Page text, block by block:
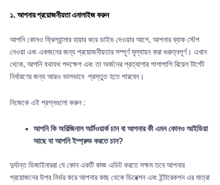
১. আপনার প্রয়োজনীয়তা এনালাইজ করুন
আপনি কোনও ফ্রিল্যান্সার হায়ার করে ডাইভ দেওয়ার আগে, আপনার ব্যাক স্টেপ
নেওয়া এবং একজনের জন্য প্রয়োজনীয়তার সম্পূর্ণ মূল্যায়ন করা গুরুত্বপূর্ণ। এখান
থেকে, আপনি যথাযথ পদক্ষেপ এবং তা অর্জনের প্রত্যাশার পাশাপাশি রিয়েল টার্গেট
নির্ধারণের জন্য আরও ভালভাবে প্রস্তুত হতে পারবেন।
নিজেকে এই প্রশ্নগুলো করুন :
আপনি কি অরিজিনাল আর্টওয়ার্ক চান বা আপনার কী এমন কোনও আইডিয়া
আছে যা আপনি ইম্প্রুভ করতে চান?
দুর্দান্ত ডিজাইনাররা যে কোন একটি কাজ এডিট করতে সক্ষম তবে আপনার
প্রয়োজনের উপর নির্ভর করে আপনার কাছ থেকে ডিরেক্শন এবং ইন্টারেকশন এর মাত্রা